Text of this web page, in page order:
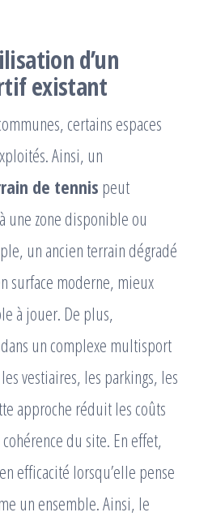
d’un
existant
certains espaces
Ainsi, un
de tennis peut
une zone disponible ou
un ancien terrain dégradé
surface moderne, mieux
à jouer. De plus,
un complexe multisport
vestiaires, les parkings, les
approche réduit les coûts
du site. En effet,
efficacité lorsqu’elle pense
un ensemble. Ainsi, le